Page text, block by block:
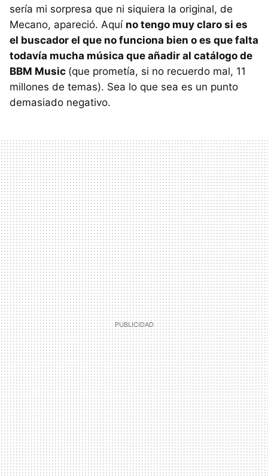
sería mi sorpresa que ni siquiera la original, de
Mecano, apareció. Aquí no tengo muy claro si es
el buscador el que no funciona bien o es que falta
todavía mucha música que añadir al catálogo de
BBM Music (que prometía, si no recuerdo mal, 11
millones de temas). Sea lo que sea es un punto
demasiado negativo.